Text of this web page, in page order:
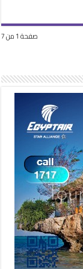
صفحة 1 من 7